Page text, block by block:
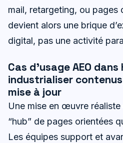
mail, retargeting, ou pages
devient alors une brique
digital, pas une activité
Cas d’usage AEO
industrialiser
mise à jour
Une mise en œuvre
“hub” de pages orientées
Les équipes support et